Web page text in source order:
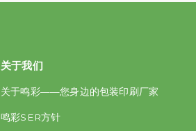
关于我们
关于鸣彩——您身边的包装印刷厂家
鸣彩SER方针